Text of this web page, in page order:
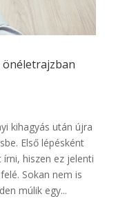
önéletrajzban
kihagyás után újra
Első lépésként
hiszen ez jelenti
Sokan nem is
múlik egy...